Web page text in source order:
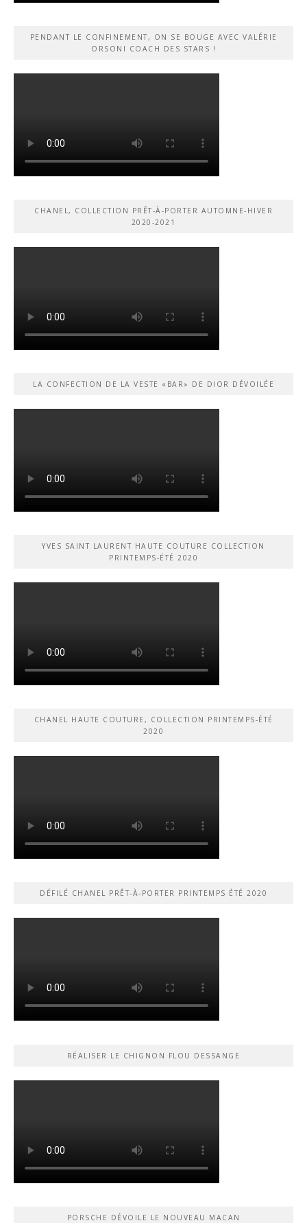
PENDANT LE CONFINEMENT, ON SE BOUGE AVEC VALÉRIE
ORSONI COACH DES STARS !
CHANEL, COLLECTION PRÊT-À-PORTER AUTOMNE-HIVER
2020-2021
LA CONFECTION DE LA VESTE «BAR» DE DIOR DÉVOILÉE
YVES SAINT LAURENT HAUTE COUTURE COLLECTION
PRINTEMPS-ÉTÉ 2020
CHANEL HAUTE COUTURE, COLLECTION PRINTEMPS-ÉTÉ
2020
DÉFILÉ CHANEL PRÊT-À-PORTER PRINTEMPS ÉTÉ 2020
RÉALISER LE CHIGNON FLOU DESSANGE
PORSCHE DÉVOILE LE NOUVEAU MACAN